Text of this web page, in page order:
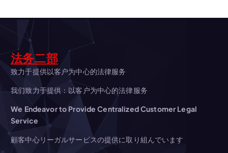
ー
シ
ョ
ン
法务二部
致力于提供以客户为中心的法律服务
我们致力于提供：以客户为中心的法律服务
We Endeavor to Provide Centralized Customer Legal
Service
顧客中心リーガルサービスの提供に取り組んでいます